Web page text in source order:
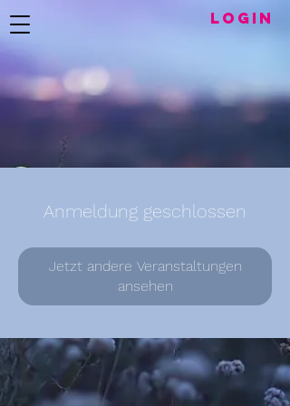
LogIN
Anmeldung geschlossen
Jetzt andere Veranstaltungen
ansehen